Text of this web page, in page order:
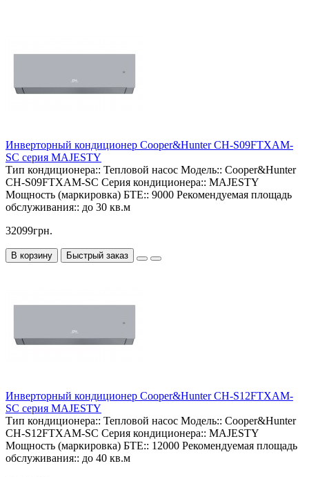
Инверторный кондиционер Cooper&Hunter CH-S09FTXAM-
SC серия MAJESTY
Тип кондиционера:: Тепловой насос Модель:: Cooper&Hunter
CH-S09FTXAM-SC Серия кондиционера:: MAJESTY
Мощность (маркировка) БТЕ:: 9000 Рекомендуемая площадь
обслуживания:: до 30 кв.м
32099грн.
В корзину Быстрый заказ
Инверторный кондиционер Cooper&Hunter CH-S12FTXAM-
SC серия MAJESTY
Тип кондиционера:: Тепловой насос Модель:: Cooper&Hunter
CH-S12FTXAM-SC Серия кондиционера:: MAJESTY
Мощность (маркировка) БТЕ:: 12000 Рекомендуемая площадь
обслуживания:: до 40 кв.м